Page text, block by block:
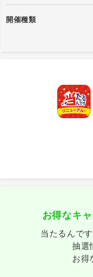
開催種類
お得なキ
当たるんで
抽選
お得